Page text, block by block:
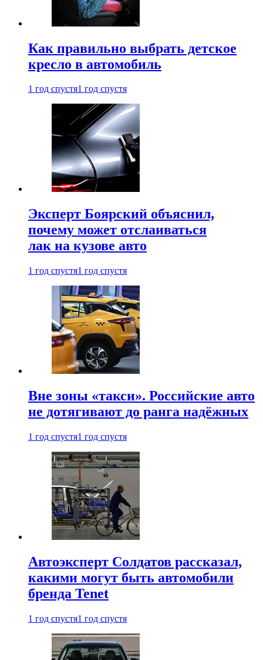
Как правильно выбрать детское
кресло в автомобиль
1 год спустя1 год спустя
Эксперт Боярский объяснил,
почему может отслаиваться
лак на кузове авто
1 год спустя1 год спустя
Вне зоны «такси». Российские авто
не дотягивают до ранга надёжных
1 год спустя1 год спустя
Автоэксперт Солдатов рассказал,
какими могут быть автомобили
бренда Tenet
1 год спустя1 год спустя